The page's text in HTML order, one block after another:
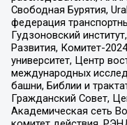
Свободная Бурятия,
федерация
Гудзоновский
Развития, Комитет-
университет, Центр
международных
башни, Библии и
Гражданский Совет,
Академическая сеть